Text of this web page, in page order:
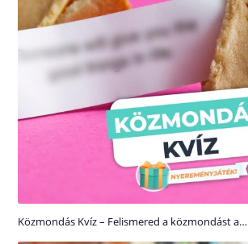
Közmondás Kvíz – Felismered a közmondást a…